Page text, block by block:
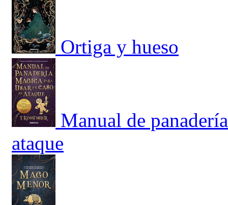
Ortiga y hueso
Manual de
ataque